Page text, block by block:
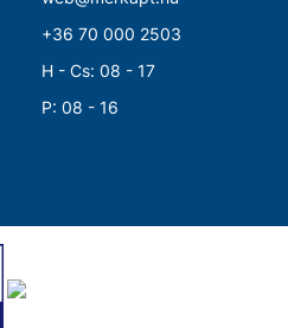
+36 70 000 2503
H - Cs: 08 - 17
P: 08 - 16